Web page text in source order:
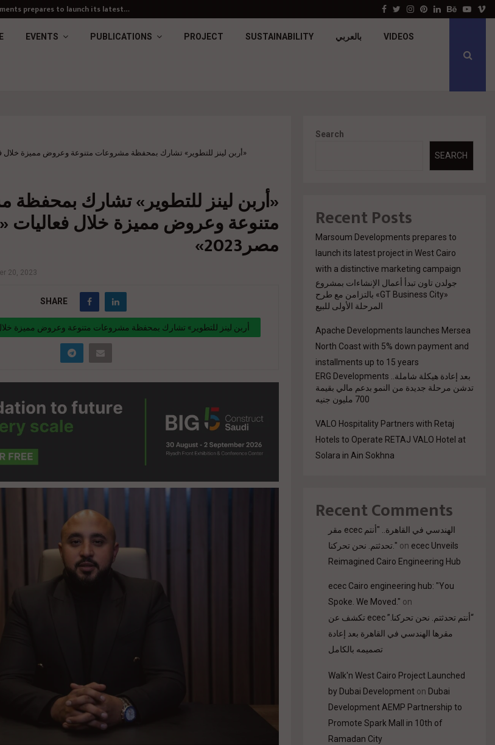
prepares to launch its latest… جولدن تاون تبدأ أعمال الإنشاءات بمشروع «GT…Facebook
Twitter
Instagram
Pinterest
LinkedinBehance
EVENTS PUBLICATIONS PROJECT SUSTAINABILITY بالعربي VIDEOS
«أربن لينز للتطوير» تشارك بمحفظة مشروعات متنوعة وعروض مميزة خلال
«أربن لينز للتطوير» تشارك
متنوعة وعروض مميزة خلال
مصر2023»
20, 2023
SHARE
Search
SEARCH
Recent Posts
Marsoum Developments prepares to
launch its latest project in West Cairo
with a distinctive marketing campaign
جولدن تاون تبدأ أعمال الإنشاءات بمشروع
«GT Business City» بالتزامن مع طرح
المرحلة الأولى للبيع
Apache Developments launches Mersea
North Coast with 5% down payment and
installments up to 15 years
بعد إعادة هيكلة شاملة.. ERG Developments
تدشن مرحلة جديدة من النمو بدعم مالي بقيمة
700 مليون جنيه
VALO Hospitality Partners with Retaj
Hotels to Operate RETAJ VALO Hotel at
Solara in Ain Sokhna
Recent Comments
مقر ecec الهندسي في القاهرة.. "أنتم
تحدثتم. نحن تحركنا." on ecec Unveils
Reimagined Cairo Engineering Hub
ecec Cairo engineering hub: "You
Spoke. We Moved." on
“أنتم تحدثتم. نحن تحركنا.” ecec تكشف عن
مقرها الهندسي في القاهرة بعد إعادة
تصميمه بالكامل
Walk'n West Cairo Project Launched
by Dubai Development on Dubai
Development AEMP Partnership to
Promote Spark Mall in 10th of
Ramadan City